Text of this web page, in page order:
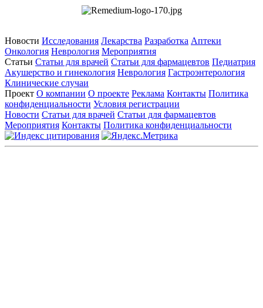
Новости Исследования Лекарства Разработка Аптеки
Онкология Неврология Мероприятия
Статьи Статьи для врачей Статьи для фармацевтов Педиатрия
Акушерство и гинекология Неврология Гастроэнтерология
Клинические случаи
Проект О компании О проекте Реклама Контакты Политика
конфиденциальности Условия регистрации
Новости Статьи для врачей Статьи для фармацевтов
Мероприятия Контакты Политика конфиденциальности